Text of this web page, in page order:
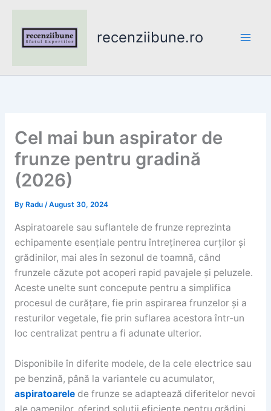
content
recenziibune.ro
Cel mai bun aspirator de
frunze pentru gradină
(2026)
By Radu /August 30, 2024
Aspiratoarele sau suflantele de frunze reprezinta
echipamente esențiale pentru întreținerea curților și
grădinilor, mai ales în sezonul de toamnă, când
frunzele căzute pot acoperi rapid pavajele și peluzele.
Aceste unelte sunt concepute pentru a simplifica
procesul de curățare, fie prin aspirarea frunzelor și a
resturilor vegetale, fie prin suflarea acestora într-un
loc centralizat pentru a fi adunate ulterior.
Disponibile în diferite modele, de la cele electrice sau
pe benzină, până la variantele cu acumulator,
aspiratoarelede frunze se adaptează diferitelor nevoi
ale oamenilor, oferind soluții eficiente pentru grădini